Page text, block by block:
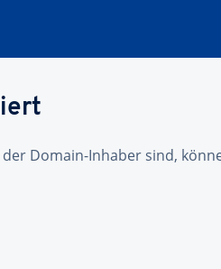
Domain-Inhaber sind,